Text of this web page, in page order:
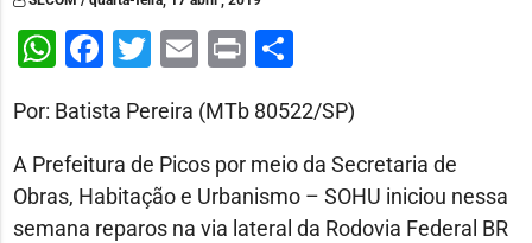
WhatsApp
Facebook
Twitter
Email
PrintShare
Por: Batista Pereira (MTb 80522/SP)
A Prefeitura de Picos por meio da Secretaria de
Obras, Habitação e Urbanismo – SOHU iniciou nessa
semana reparos na via lateral da Rodovia Federal BR